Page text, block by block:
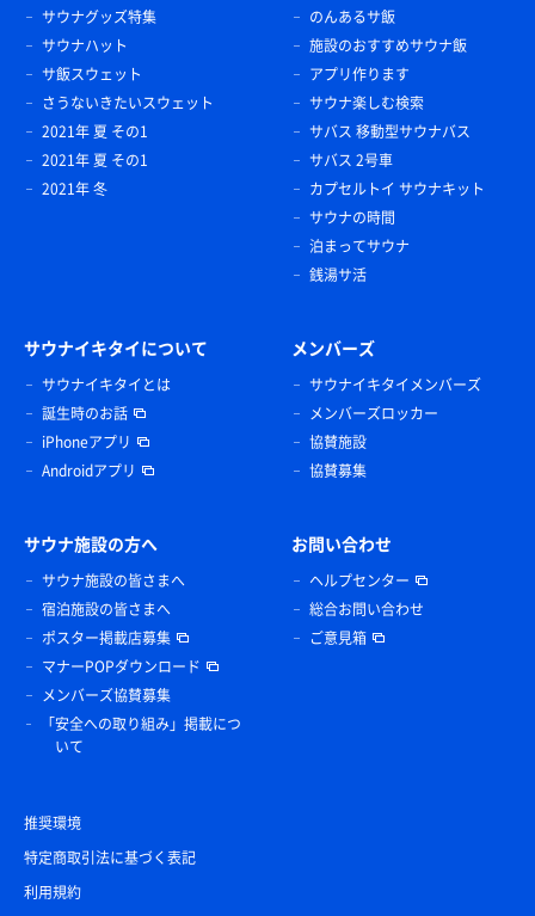
サウナグッズ特集
サウナハット
サ飯スウェット
さうないきたいスウェット
2021年 夏 その1
2021年 夏 その1
2021年 冬
のんあるサ飯
施設のおすすめサウナ飯
アプリ作ります
サウナ楽しむ検索
サバス 移動型サウナバス
サバス 2号車
カプセルトイ サウナキット
サウナの時間
泊まってサウナ
銭湯サ活
サウナイキタイについて
サウナイキタイとは
誕生時のお話
iPhoneアプリ
Androidアプリ
メンバーズ
サウナイキタイメンバーズ
メンバーズロッカー
協賛施設
協賛募集
サウナ施設の方へ
サウナ施設の皆さまへ
宿泊施設の皆さまへ
ポスター掲載店募集
マナーPOPダウンロード
メンバーズ協賛募集
「安全への取り組み」掲載につ
いて
お問い合わせ
ヘルプセンター
総合お問い合わせ
ご意見箱
推奨環境
特定商取引法に基づく表記
利用規約